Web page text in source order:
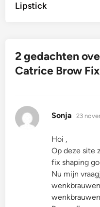
Lipstick
2 gedachten
Catrice Brow
Sonja 23
Hoi ,
Op deze site
fix shaping
Nu mijn